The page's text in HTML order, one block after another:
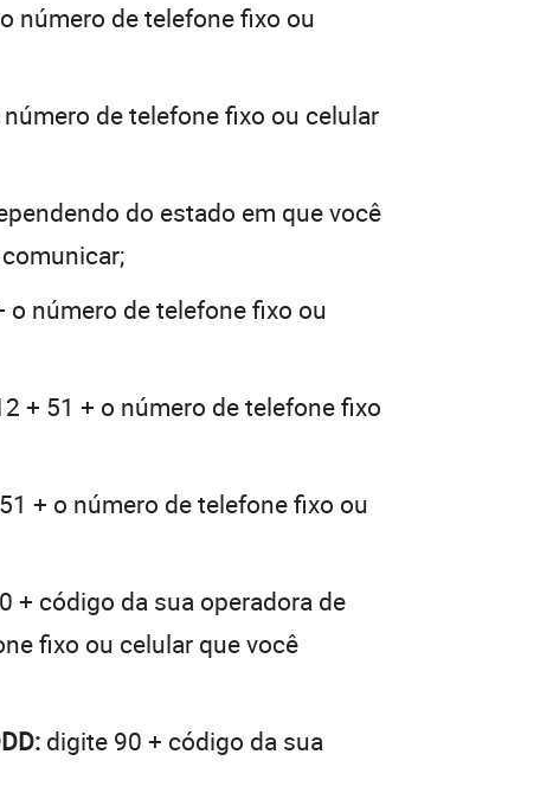
número de telefone fixo ou
de telefone fixo ou celular
do estado em que você
o número de telefone fixo ou
+ 51 + o número de telefone fixo
+ o número de telefone fixo ou
+ código da sua operadora de
fixo ou celular que você
digite 90 + código da sua